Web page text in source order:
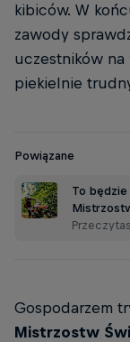
kibiców. W
zawody
uczestników
piekielnie
Powiązane
To
Gospodarzem
Mistrzostw